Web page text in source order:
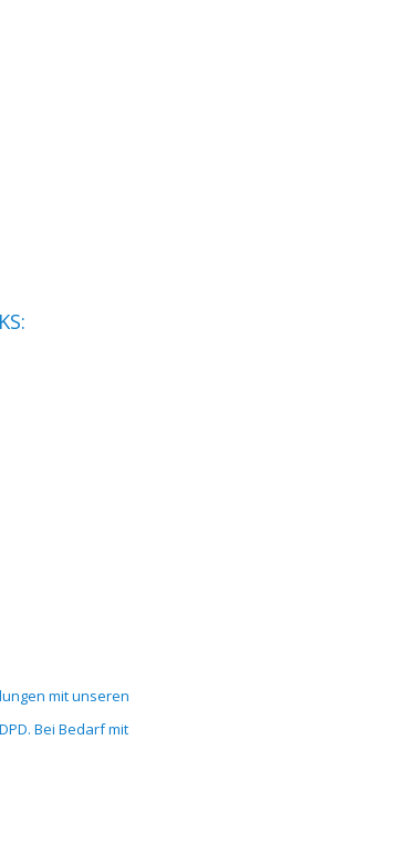
mit unseren
Bei Bedarf mit